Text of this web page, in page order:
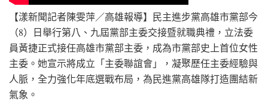
【漾新聞記者陳雯萍／高雄報導】民主進步黨高雄市黨部今
（8）日舉行第八、九屆黨部主委交接暨就職典禮，立法委
員黃捷正式接任高雄市黨部主委，成為市黨部史上首位女性
主委。她宣示將成立「主委聯誼會」，凝聚歷任主委經驗與
人脈，全力強化年底選戰布局，為民進黨高雄隊打造團結新
氣象。